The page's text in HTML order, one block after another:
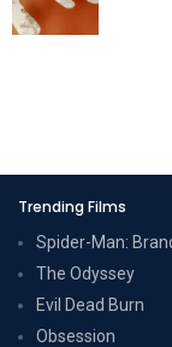
Trending Films
Spider-Man:
The Odyssey
Evil Dead Burn
Obsession